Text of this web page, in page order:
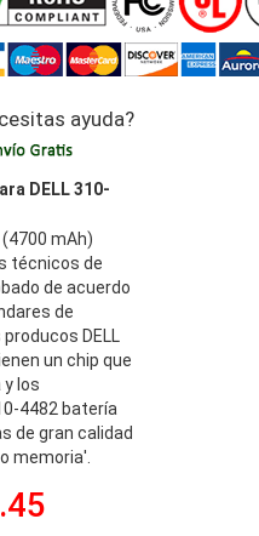
ayuda?
DELL 310-
mAh)
técnicos de
de acuerdo
de
DELL
un chip que
los
4482 batería
de gran calidad
memoria'.